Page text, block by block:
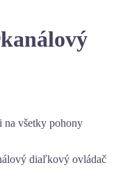
na všetky pohony
diaľkový ovládač